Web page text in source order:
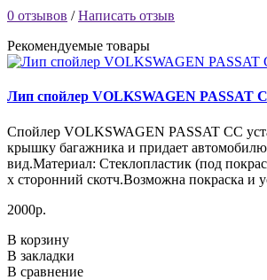
0 отзывов /Написать отзыв
Рекомендуемые товары
Лип спойлер VOLKSWAGEN PASSAT
Спойлер VOLKSWAGEN PASSAT CC
крышку багажника и придает
вид.Материал: Стеклопластик (под
х сторонний скотч.Возможна покраска и
2000р.
В корзину
В закладки
В сравнение